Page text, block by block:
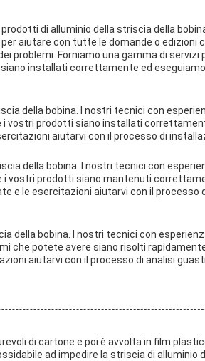
di alluminio della striscia della
aiutare con tutte le domande o edizioni
problemi. Forniamo una gamma di servizi
installati correttamente ed eseguiamo
della bobina. I nostri tecnici con
vostri prodotti siano installati
aiutarvi con il processo di
della bobina. I nostri tecnici con
i vostri prodotti siano mantenuti
e le esercitazioni aiutarvi con il processo
della bobina. I nostri tecnici con
che potete avere siano risolti
aiutarvi con il processo di analisi guasti.
di cartone e poi è avvolta in film
ad impedire la striscia di alluminio